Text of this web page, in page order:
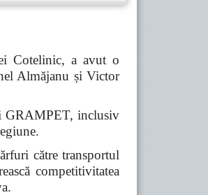
Cotelinic, a avut o
Almăjanu și Victor
GRAMPET, inclusiv
către transportul
competitivitatea